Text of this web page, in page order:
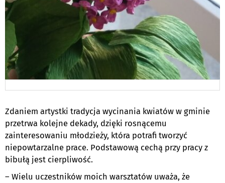
Zdaniem artystki tradycja wycinania kwiatów w gminie
przetrwa kolejne dekady, dzięki rosnącemu
zainteresowaniu młodzieży, która potrafi tworzyć
niepowtarzalne prace. Podstawową cechą przy pracy z
bibułą jest cierpliwość.
– Wielu uczestników moich warsztatów uważa, że